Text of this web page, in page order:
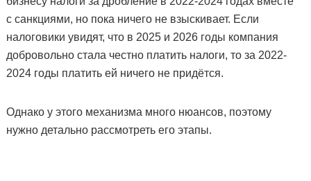
с санкциями, но пока ничего не взыскивает. Если
налоговики увидят, что в 2025 и 2026 годы компания
добровольно стала честно платить налоги, то за 2022-
2024 годы платить ей ничего не придётся.
Однако у этого механизма много нюансов, поэтому
нужно детально рассмотреть его этапы.